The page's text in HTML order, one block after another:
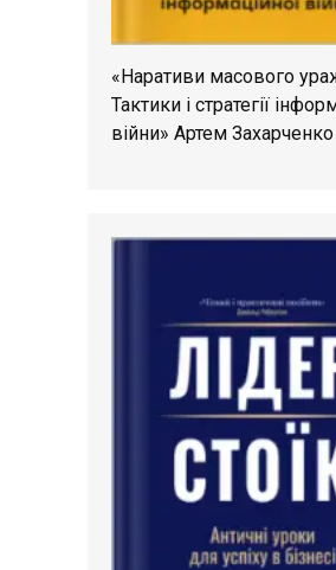
«Наративи масового
Тактики і стратегії
війни» Артем Захарченко